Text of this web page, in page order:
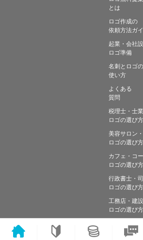
とは
ロゴ作成の
依頼方法ガ
起業・会社
ロゴ準備
名刺とロゴの
使い方
よくある
質問
税理士・士
ロゴの選び方
美容サロン
ロゴの選び方
カフェ・コ
ロゴの選び方
行政書士・
ロゴの選び方
工務店・建
ロゴの選び方